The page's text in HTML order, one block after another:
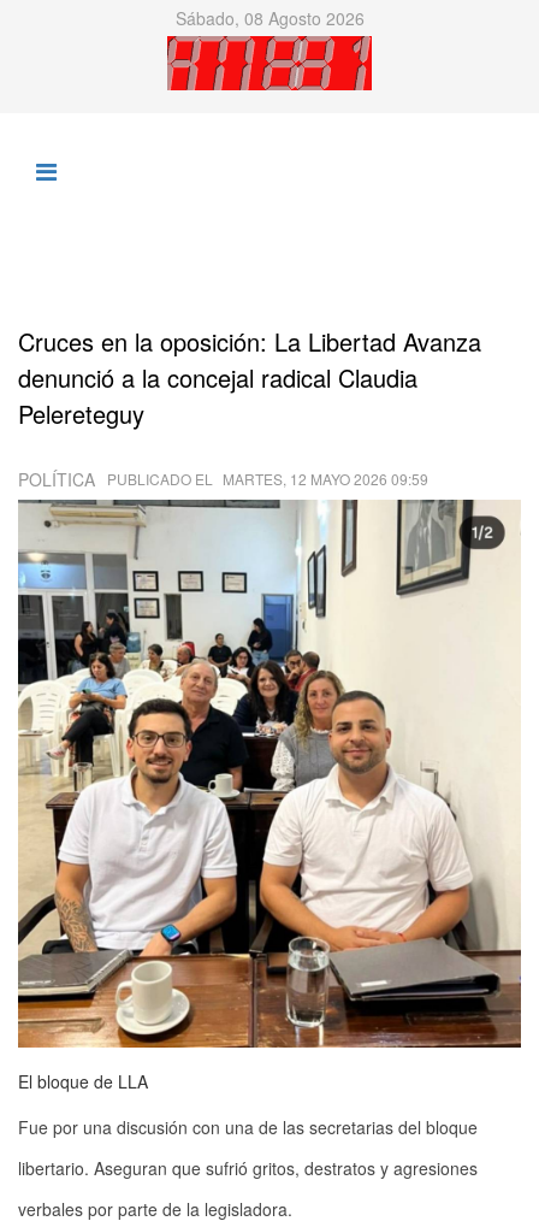
Sábado, 08 Agosto 2026
Cruces en la oposición: La Libertad Avanza
denunció a la concejal radical Claudia
Pelereteguy
POLÍTICA PUBLICADO EL MARTES, 12 MAYO 2026 09:59
El bloque de LLA
Fue por una discusión con una de las secretarias del bloque
libertario. Aseguran que sufrió gritos, destratos y agresiones
verbales por parte de la legisladora.